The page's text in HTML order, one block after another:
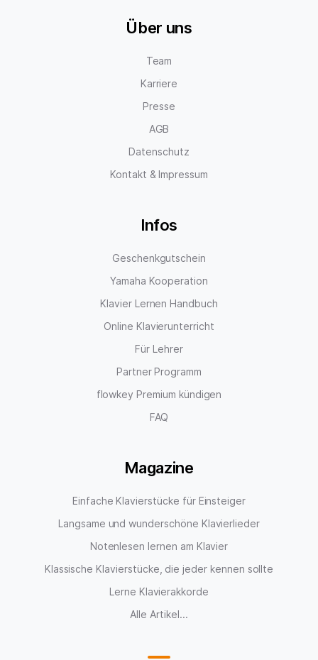
Über uns
Team
Karriere
Presse
AGB
Datenschutz
Kontakt & Impressum
Infos
Geschenkgutschein
Yamaha Kooperation
Klavier Lernen Handbuch
Online Klavierunterricht
Für Lehrer
Partner Programm
flowkey Premium kündigen
FAQ
Magazine
Einfache Klavierstücke für Einsteiger
Langsame und wunderschöne Klavierlieder
Notenlesen lernen am Klavier
Klassische Klavierstücke, die jeder kennen sollte
Lerne Klavierakkorde
Alle Artikel...